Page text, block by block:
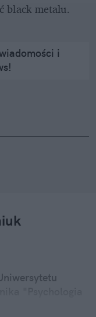
black metalu.
i